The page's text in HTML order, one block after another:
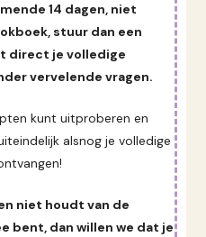
14 dagen, niet
stuur dan een
direct je volledige
vervelende vragen.
kunt uitproberen en
alsnog je volledige
niet houdt van de
bent, dan willen we dat je